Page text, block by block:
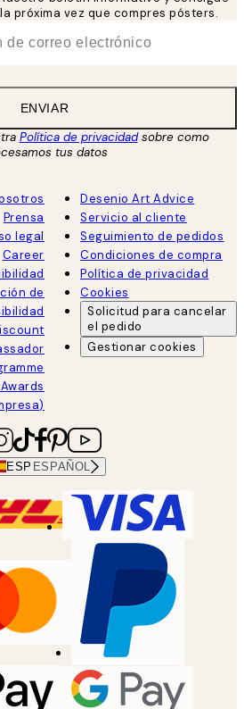
próxima vez que compres pósters.
ENVIAR
Política de privacidadsobre como
tus datos
Prensa
legal
Career
de
Desenio Art Advice
Servicio al cliente
Seguimiento de pedidos
Condiciones de compra
Política de privacidad
Cookies
Solicitud para cancelar
el pedido
Gestionar cookies
ESP ESPAÑOL